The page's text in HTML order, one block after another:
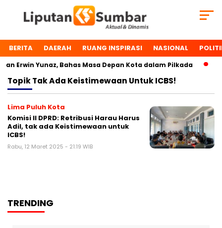
BERITA DAERAH RUANG INSPIRASI NASIONAL
Erwin Yunaz, Bahas Masa Depan Kota dalam Pilkada
TopikTak Ada Keistimewaan Untuk ICBS!
Lima Puluh Kota
Komisi II DPRD: Retribusi Harau Harus
Adil, tak ada Keistimewaan untuk
ICBS!
Rabu, 12 Maret 2025 - 21:19 WIB
TRENDING